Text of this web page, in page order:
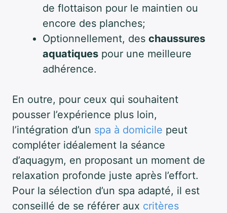
de flottaison pour le maintien ou
encore des planches;
Optionnellement, des chaussures
aquatiques pour une meilleure
adhérence.
En outre, pour ceux qui souhaitent
pousser l’expérience plus loin,
l’intégration d’un spa à domicile peut
compléter idéalement la séance
d’aquagym, en proposant un moment de
relaxation profonde juste après l’effort.
Pour la sélection d’un spa adapté, il est
conseillé de se référer aux critères